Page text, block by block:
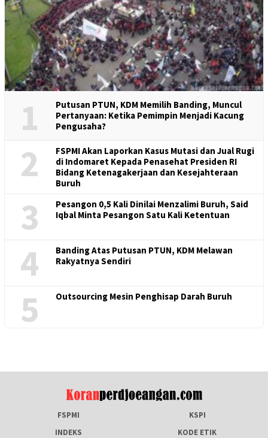
1
Putusan PTUN, KDM Memilih Banding, Muncul
Pertanyaan: Ketika Pemimpin Menjadi Kacung
Pengusaha?
2
FSPMI Akan Laporkan Kasus Mutasi dan Jual Rugi
di Indomaret Kepada Penasehat Presiden RI
Bidang Ketenagakerjaan dan Kesejahteraan
Buruh
3
Pesangon 0,5 Kali Dinilai Menzalimi Buruh, Said
Iqbal Minta Pesangon Satu Kali Ketentuan
4
Banding Atas Putusan PTUN, KDM Melawan
Rakyatnya Sendiri
5 Outsourcing Mesin Penghisap Darah Buruh
FSPMI
KSPI
INDEKS
KODE ETIK